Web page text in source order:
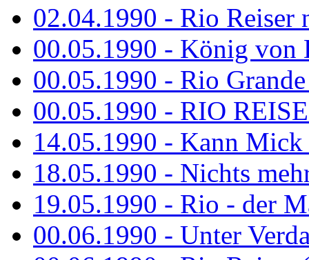
02.04.1990 - Rio
00.05.1990 - König von
00.05.1990 - Rio
00.05.1990 - RIO
14.05.1990 - Kann Mick
18.05.1990 - Nichts
19.05.1990 - Rio - der
00.06.1990 - Unter